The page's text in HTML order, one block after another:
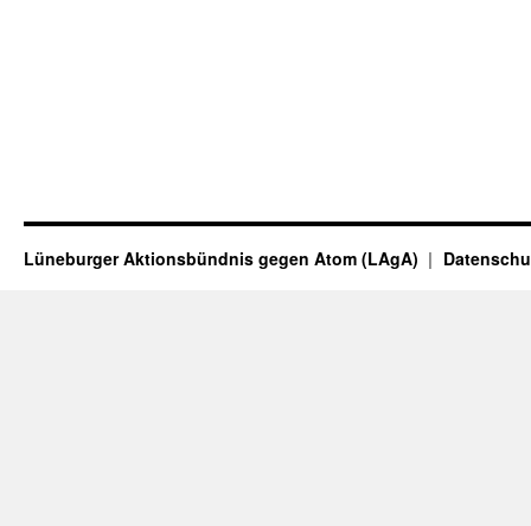
Lüneburger Aktionsbündnis gegen Atom (LAgA)